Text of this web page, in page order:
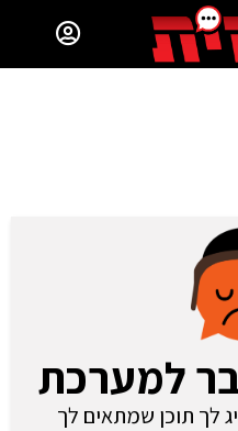
למערכת
לך תוכן שמתאים לך